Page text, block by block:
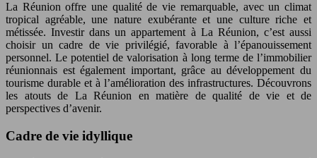
La Réunion offre une qualité de vie remarquable, avec un climat
tropical agréable, une nature exubérante et une culture riche et
métissée. Investir dans un appartement à La Réunion, c’est aussi
choisir un cadre de vie privilégié, favorable à l’épanouissement
personnel. Le potentiel de valorisation à long terme de l’immobilier
réunionnais est également important, grâce au développement du
tourisme durable et à l’amélioration des infrastructures. Découvrons
les atouts de La Réunion en matière de qualité de vie et de
perspectives d’avenir.
Cadre de vie idyllique